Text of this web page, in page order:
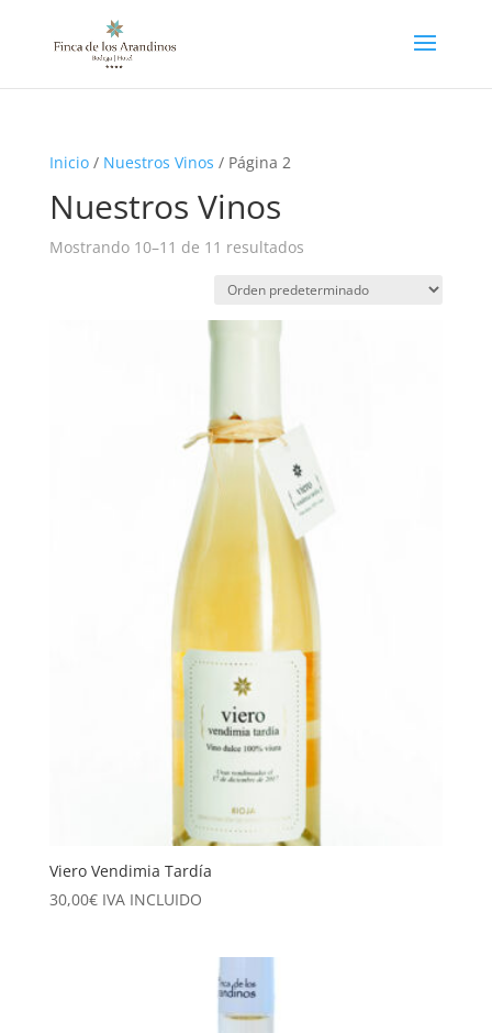
Inicio/ Nuestros Vinos / Página 2
Nuestros Vinos
Mostrando 10–11 de 11 resultados
Viero Vendimia Tardía
30,00€ IVA INCLUIDO